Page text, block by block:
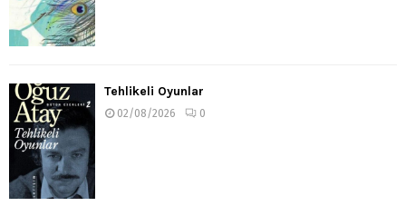
Tehlikeli Oyunlar
02/08/2026 0